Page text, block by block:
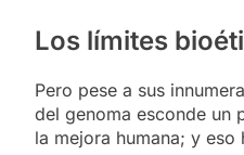
Los lí­mi­tes
Pero pese a sus
del ge­no­ma es­con­de un
la me­jo­ra hu­ma­na; y eso